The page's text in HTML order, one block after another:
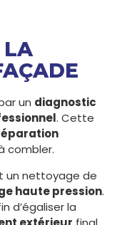
LA
un diagnostic
. Cette
combler.
un nettoyage de
haute pression.
d’égaliser la